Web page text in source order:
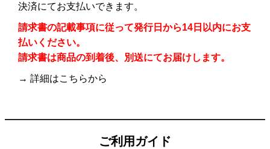
決済にてお支払いできます。
請求書の記載事項に従って発行日から14日以内にお支
払いください。
請求書は商品の到着後、別送にてお届けします。
→ 詳細はこちらから
ご利用ガイド